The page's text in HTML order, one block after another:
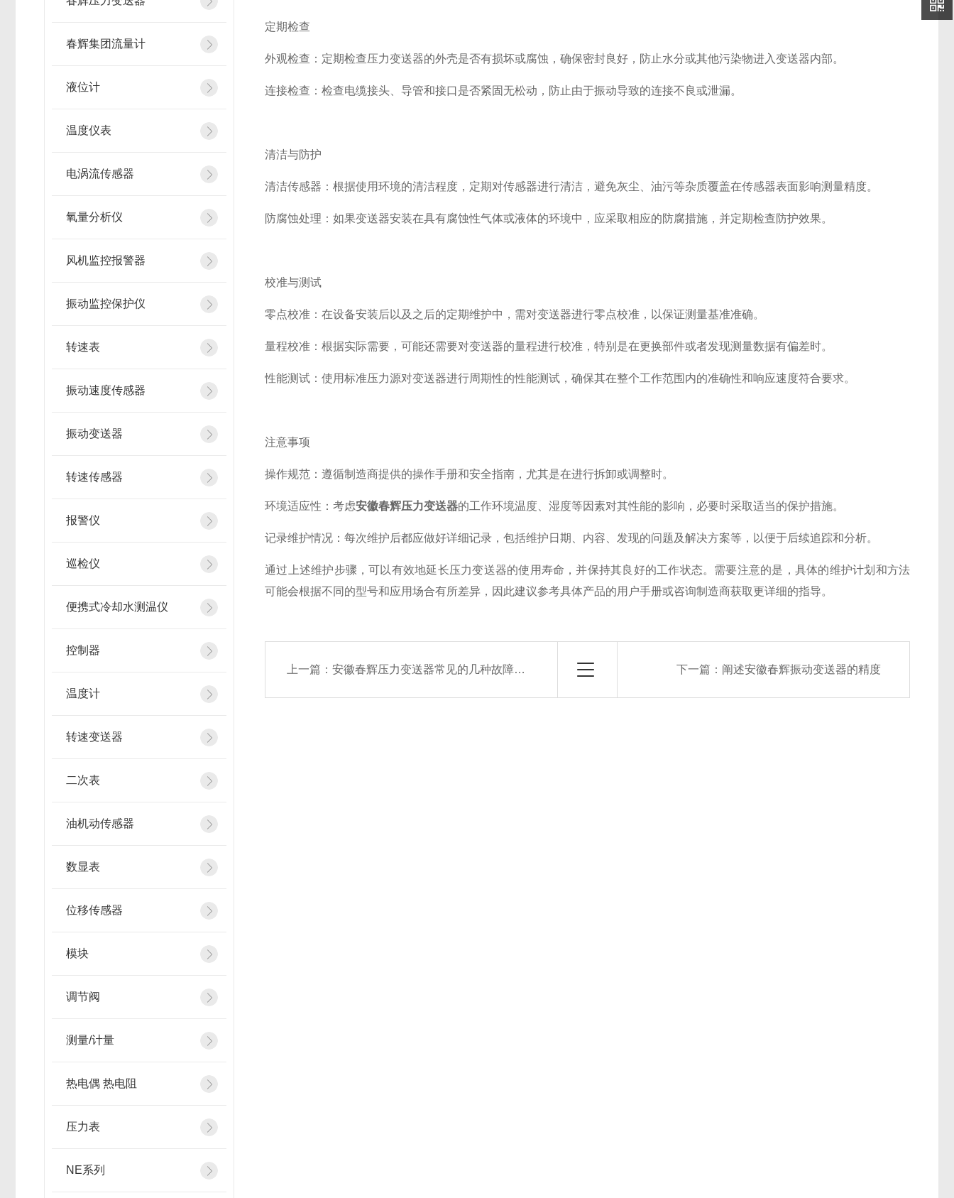
春辉集团流量计
液位计
温度仪表
电涡流传感器
氧量分析仪
风机监控报警器
振动监控保护仪
转速表
振动速度传感器
振动变送器
转速传感器
报警仪
巡检仪
便携式冷却水测温仪
控制器
温度计
转速变送器
二次表
油机动传感器
数显表
位移传感器
模块
调节阀
测量/计量
热电偶 热电阻
压力表
NE系列
定期检查
外观检查：定期检查压力变送器的外壳是否有损坏或腐蚀，确保密封良好，防止水分或其他污染物进入变送器内部。
连接检查：检查电缆接头、导管和接口是否紧固无松动，防止由于振动导致的连接不良或泄漏。
清洁与防护
清洁传感器：根据使用环境的清洁程度，定期对传感器进行清洁，避免灰尘、油污等杂质覆盖在传感器表面影响测量精度。
防腐蚀处理：如果变送器安装在具有腐蚀性气体或液体的环境中，应采取相应的防腐措施，并定期检查防护效果。
校准与测试
零点校准：在设备安装后以及之后的定期维护中，需对变送器进行零点校准，以保证测量基准准确。
量程校准：根据实际需要，可能还需要对变送器的量程进行校准，特别是在更换部件或者发现测量数据有偏差时。
性能测试：使用标准压力源对变送器进行周期性的性能测试，确保其在整个工作范围内的准确性和响应速度符合要求。
注意事项
操作规范：遵循制造商提供的操作手册和安全指南，尤其是在进行拆卸或调整时。
环境适应性：考虑安徽春辉压力变送器的工作环境温度、湿度等因素对其性能的影响，必要时采取适当的保护措施。
记录维护情况：每次维护后都应做好详细记录，包括维护日期、内容、发现的问题及解决方案等，以便于后续追踪和分析。
通过上述维护步骤，可以有效地延长压力变送器的使用寿命，并保持其良好的工作状态。需要注意的是，具体的维护计划和方法
可能会根据不同的型号和应用场合有所差异，因此建议参考具体产品的用户手册或咨询制造商获取更详细的指导。
上一篇：安徽春辉压力变送器常见的几种故障及其可能的原因和处理方法 下一篇： 阐述安徽春辉振动变送器的精度